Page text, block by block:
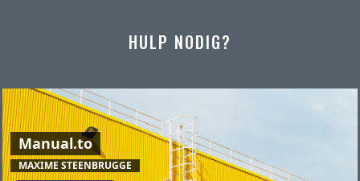
HULP NODIG?
Manual.to
MAXIME STEENBRUGGE